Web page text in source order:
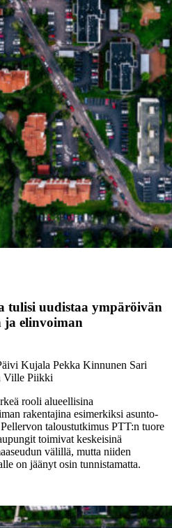
tulisi uudistaa ympäröivän
ja elinvoiman
Kujala Pekka Kinnunen Sari
Ville Piikki
rooli alueellisina
rakentajina esimerkiksi asunto-
taloustutkimus PTT:n tuore
toimivat keskeisinä
välillä, mutta niiden
on jäänyt osin tunnistamatta.